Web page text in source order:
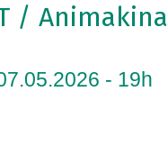
/ Animakina
- 19h